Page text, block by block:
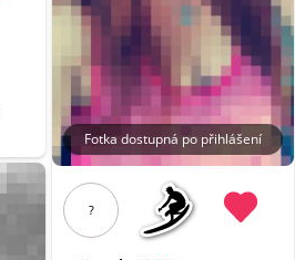
Fotka dostupná po přihlášení
?